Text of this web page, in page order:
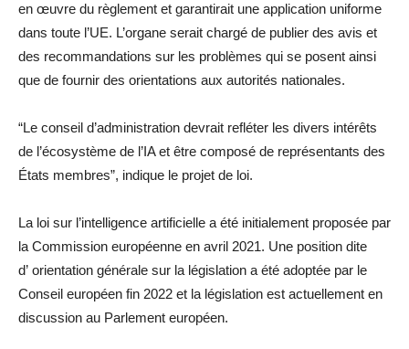
en œuvre du règlement et garantirait une application uniforme
dans toute l’UE. L’organe serait chargé de publier des avis et
des recommandations sur les problèmes qui se posent ainsi
que de fournir des orientations aux autorités nationales.
“Le conseil d’administration devrait refléter les divers intérêts
de l’écosystème de l’IA et être composé de représentants des
États membres”, indique le projet de loi.
La loi sur l’intelligence artificielle a été initialement proposée par
la Commission européenne en avril 2021. Une position dite
d’ orientation générale sur la législation a été adoptée par le
Conseil européen fin 2022 et la législation est actuellement en
discussion au Parlement européen.